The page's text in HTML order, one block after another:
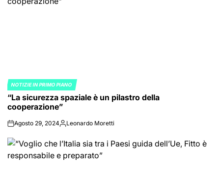
POSTED
IN
NOTIZIE IN PRIMO PIANO
“La sicurezza spaziale è un pilastro della
cooperazione”
onAgosto 29, 2024Posted
Leonardo Moretti